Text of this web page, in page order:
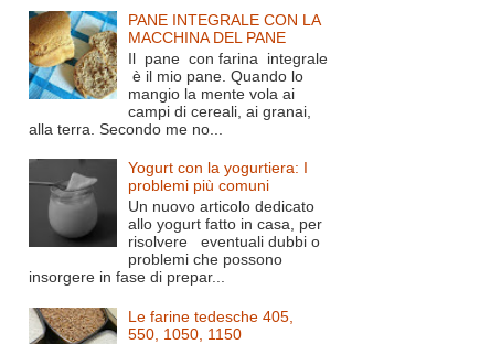
PANE INTEGRALE CON LA
MACCHINA DEL PANE
Il pane con farina integrale
è il mio pane. Quando lo
mangio la mente vola ai
campi di cereali, ai granai,
alla terra. Secondo me no...
Yogurt con la yogurtiera: I
problemi più comuni
Un nuovo articolo dedicato
allo yogurt fatto in casa, per
risolvere eventuali dubbi o
problemi che possono
insorgere in fase di prepar...
Le farine tedesche 405,
550, 1050, 1150